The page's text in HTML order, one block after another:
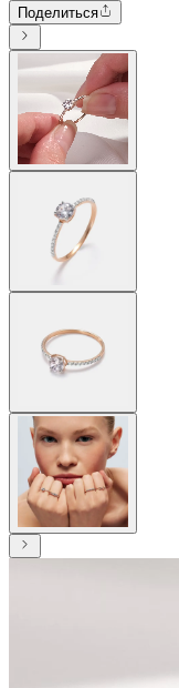
Поделиться